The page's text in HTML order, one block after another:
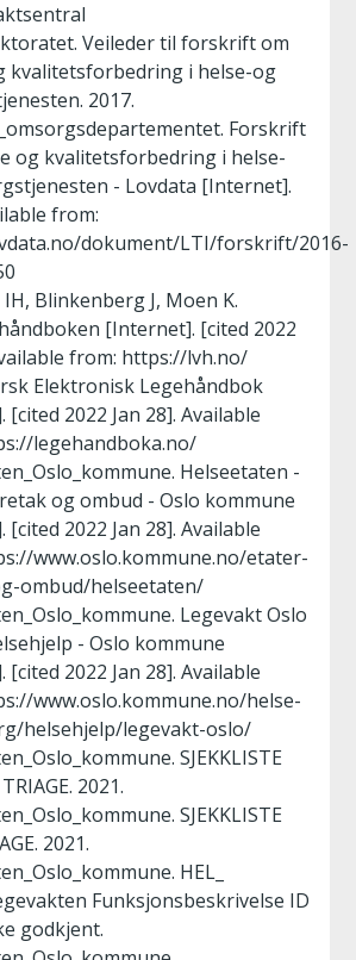
Veileder til forskrift om
kvalitetsforbedring i helse-og
2017.
Forskrift
og kvalitetsforbedring i helse-
- Lovdata [Internet].
from:
dokument/LTI/forskrift/2016-
Blinkenberg J, Moen K.
[Internet]. [cited 2022
from: https://lvh.no/
Elektronisk Legehåndbok
2022 Jan 28]. Available
legehandboka.no/
Helseetaten -
og ombud - Oslo kommune
2022 Jan 28]. Available
www.oslo.kommune.no/etater-
ombud/helseetaten/
Legevakt Oslo
- Oslo kommune
2022 Jan 28]. Available
www.oslo.kommune.no/helse-
helsehjelp/legevakt-oslo/
SJEKKLISTE
2021.
SJEKKLISTE
2021.
HEL_
Funksjonsbeskrivelse ID
godkjent.